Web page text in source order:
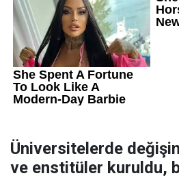
Üniversitelerde
ve enstitüler kuruldu,